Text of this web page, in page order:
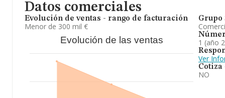
Datos comerciales
Evolución de ventas - rango de facturación
Menor de 300 mil €
Evolución de las ventas
Grupo
1 (año
Ver
Cotiza
NO